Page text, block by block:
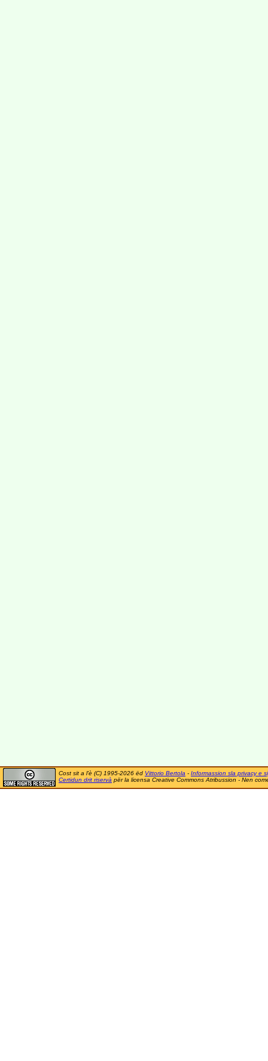
Cost sit a l'è (C) 1995-2026 ëd Vittorio Bertola - Informassion sla privacy e
Certidun drit riservà për la licensa Creative Commons Atribussion - Nen